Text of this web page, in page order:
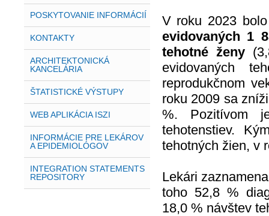
POSKYTOVANIE INFORMÁCIÍ
KONTAKTY
ARCHITEKTONICKÁ
KANCELÁRIA
ŠTATISTICKÉ VÝSTUPY
WEB APLIKÁCIA ISZI
INFORMÁCIE PRE LEKÁROV
A EPIDEMIOLÓGOV
INTEGRATION STATEMENTS
REPOSITORY
V roku 2023
evidovaných 1
tehotné ženy
evidovaných
reprodukčnom
roku 2009 sa
%. Pozitívom
tehotenstiev.
tehotných žien, v
Lekári
toho 52,8 %
18,0 % návštev